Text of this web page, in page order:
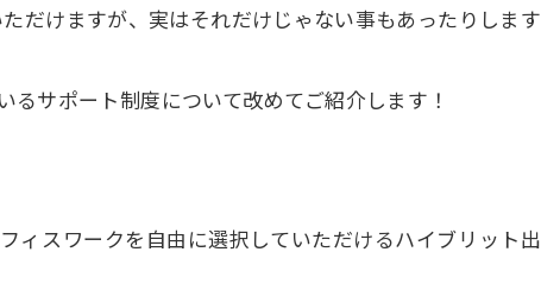
だけますが、実はそれだけじゃない事もあったりします
るサポート制度について改めてご紹介します！
ィスワークを自由に選択していただけるハイブリット出